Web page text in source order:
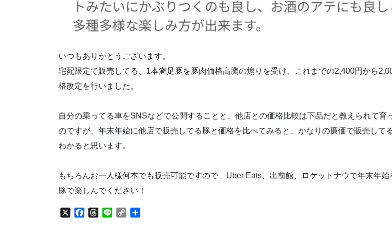
いつもありがとうございます。
宅配限定で販売してる、1本満足豚を豚肉価格高騰の煽りを受け、これまでの2,400円から
格改定を行いました。
自分の乗ってる車をSNSなどで公開することと、他店との価格比較は下品だと教えられて育
のですが、年末年始に他店で販売してる豚と価格を比べてみると、かなりの廉価で販売して
わかると思います。
もちろんお一人様何本でも販売可能ですので、Uber Eats、出前館、ロケットナウで年末年始
豚で楽しんでください！
X